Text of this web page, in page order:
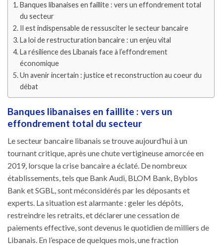
Banques libanaises en faillite : vers un effondrement total
du secteur
Il est indispensable de ressusciter le secteur bancaire
La loi de restructuration bancaire : un enjeu vital
La résilience des Libanais face à l’effondrement
économique
Un avenir incertain : justice et reconstruction au coeur du
débat
Banques libanaises en faillite : vers un
effondrement total du secteur
Le secteur bancaire libanais se trouve aujourd’hui à un
tournant critique, après une chute vertigineuse amorcée en
2019, lorsque la crise bancaire a éclaté. De nombreux
établissements, tels que Bank Audi, BLOM Bank, Byblos
Bank et SGBL, sont méconsidérés par les déposants et
experts. La situation est alarmante : geler les dépôts,
restreindre les retraits, et déclarer une cessation de
paiements effective, sont devenus le quotidien de milliers de
Libanais. En l’espace de quelques mois, une fraction